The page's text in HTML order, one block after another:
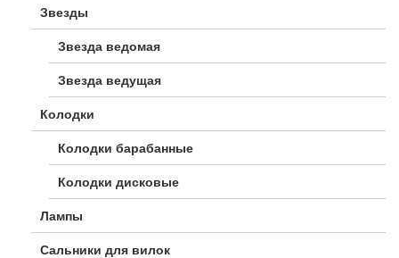
Звезды
Звезда ведомая
Звезда ведущая
Колодки
Колодки барабанные
Колодки дисковые
Лампы
Сальники для вилок